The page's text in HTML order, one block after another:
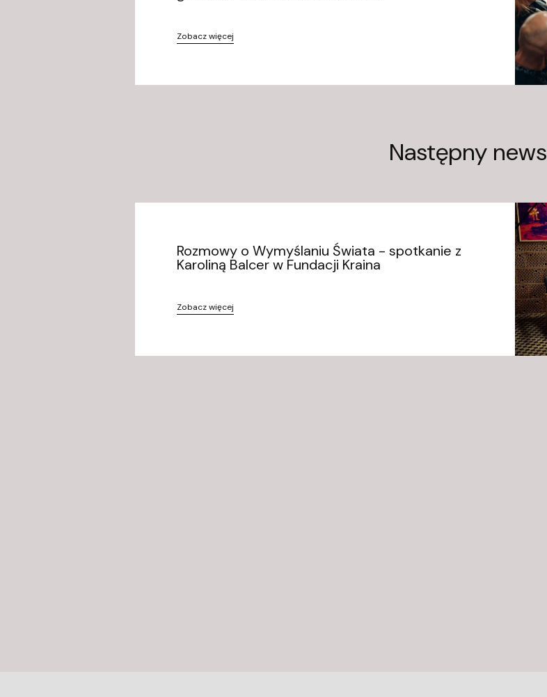
Zobacz więcej
Następny news
Rozmowy o Wymyślaniu Świata - spotkanie z
Karoliną Balcer w Fundacji Kraina
Zobacz więcej